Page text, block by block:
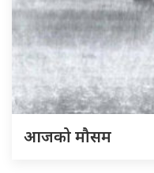
आजको मौसम